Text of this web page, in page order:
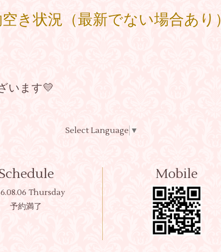
き状況（最新でない場合あり）
います💛
Select Language ▼
Thursday
予約満了
Mobile